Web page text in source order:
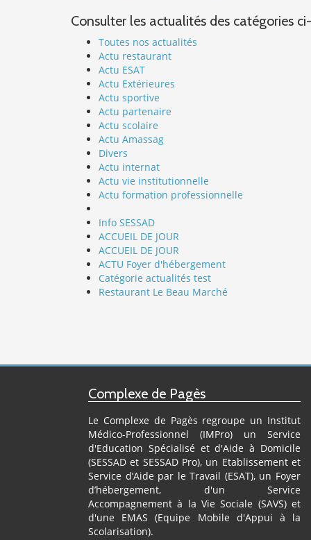
Consulter les actualités des catégories
Toutes nos actualités
Actu restaurant
Actu ESAT
Actu Extérieures
Actu sportive
Actu partenaire
Actu scolaire
Actu Amassag
Divers
Actu internat
Actu vie institutionnelle
Actu formation professionnelle
Info SESSAD
ACCUEIL DE JOUR
ACCUEIL DE JOUR
ACTU Foyer d'hébergement
Catégorie actualités test
Restaurant Le Beau Marché
Complexe de Pagès
Le Complexe de Pagès regroupe un Institut
Médico-Professionnel (IMPro) un Service
d'Education Spécialisé et d'Aide à Domicile
(SESSAD et SESSAD Pro), un Etablissement et
Service d’Aide par le Travail (ESAT), un Foyer
d’hébergement, d'un Service
Accompagnement à la Vie Sociale (SAVS) et
d'une EMAS (Equipe Mobile d'Appui à la
Scolarisation).